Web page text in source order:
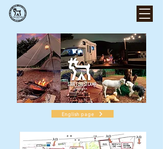
English page